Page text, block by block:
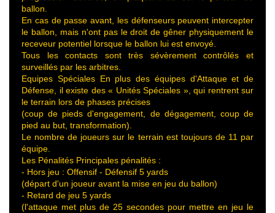
ballon.
En cas de passe avant, les défenseurs peuvent intercepter
le ballon, mais n'ont pas le droit de gêner physiquement le
receveur potentiel lorsque le ballon lui est envoyé.
Tous les contacts sont très sévèrement contrôlés et
surveillés par les arbitres.
Equipes Spéciales En plus des équipes d'Attaque et de
Défense, il existe des « Unités Spéciales », qui rentrent sur
le terrain lors de phases précises
(coup de pieds d'engagement, de dégagement, coup de
pied au but, transformation).
Le nombre de joueurs sur le terrain est toujours de 11 par
équipe.
Les Pénalités Principales pénalités :
- Hors jeu : Offensif - Défensif 5 yards
(départ d'un joueur avant la mise en jeu du ballon)
- Retard de jeu 5 yards
(l'attaque met plus de 25 secondes pour mettre en jeu le